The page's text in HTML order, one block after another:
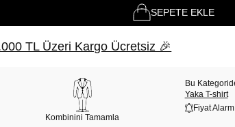
SEPETE EKLE
TL Üzeri Kargo Ücretsiz 🎉
Kombinini Tamamla
Bu
Yaka T-shirt
Fiyat